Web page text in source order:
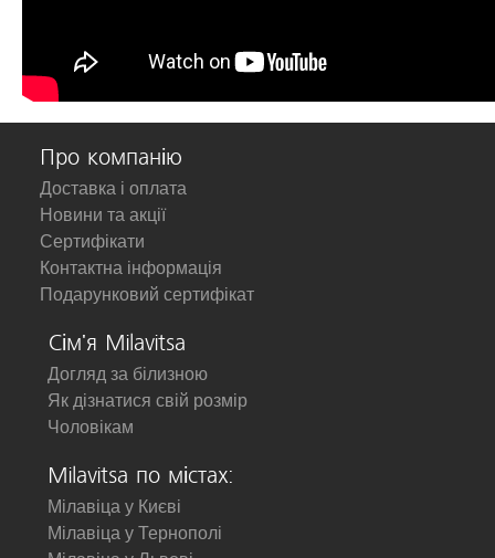
Про компанію
Доставка і оплата
Новини та акції
Сертифікати
Контактна інформація
Подарунковий сертифікат
Сім'я Milavitsa
Догляд за білизною
Як дізнатися свій розмір
Чоловікам
Milavitsa по містах:
Мілавіца у Києві
Мілавіца у Тернополі